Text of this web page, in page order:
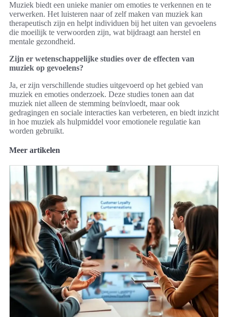
Muziek biedt een unieke manier om emoties te verkennen en te
verwerken. Het luisteren naar of zelf maken van muziek kan
therapeutisch zijn en helpt individuen bij het uiten van gevoelens
die moeilijk te verwoorden zijn, wat bijdraagt aan herstel en
mentale gezondheid.
Zijn er wetenschappelijke studies over de effecten van
muziek op gevoelens?
Ja, er zijn verschillende studies uitgevoerd op het gebied van
muziek en emoties onderzoek. Deze studies tonen aan dat
muziek niet alleen de stemming beïnvloedt, maar ook
gedragingen en sociale interacties kan verbeteren, en biedt inzicht
in hoe muziek als hulpmiddel voor emotionele regulatie kan
worden gebruikt.
Meer artikelen